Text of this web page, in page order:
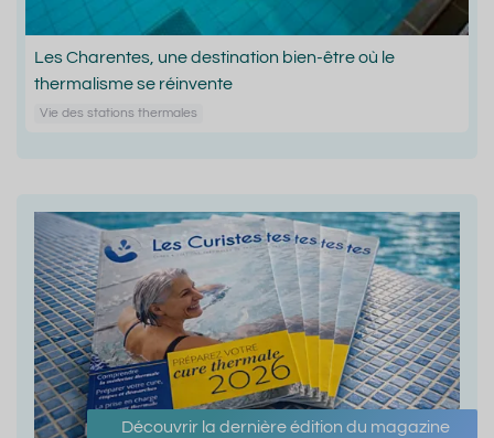
Les Charentes, une destination bien-être où le
thermalisme se réinvente
Vie des stations thermales
Découvrir la dernière édition du magazine